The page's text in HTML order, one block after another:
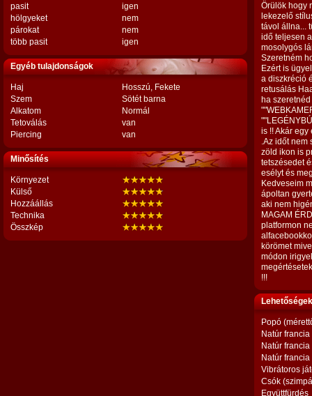
pasit
igen
hölgyeket
nem
párokat
nem
több pasit
igen
Egyéb tulajdonságok
Haj
Hosszú, Fekete
Szem
Sötét barna
Alkatom
Normál
Tetoválás
van
Piercing
van
Minősítés
Környezet
Külső
Hozzáállás
Technika
Összkép
Örülök hogy
lekezelő
távol állna...
idő teljesen
mosolygós
Szeretném
Ezért is
a diszkréció
retusálás
ha
is !! Akár egy
.Az időt nem
zöld ikon is
tetszésedet
esélyt és
Kedveseim
ápoltan
aki nem
MAGAM
platformon
körömet
módon
!!!
Popó
Natúr francia
Natúr
Natúr
Vibrátoros
Csók
Együttfürdés